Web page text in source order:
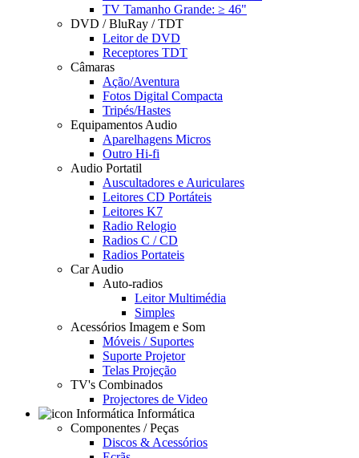
TV Tamanho Grande: ≥ 46"
DVD / BluRay / TDT
Leitor de DVD
Receptores TDT
Câmaras
Ação/Aventura
Fotos Digital Compacta
Tripés/Hastes
Equipamentos Audio
Aparelhagens Micros
Outro Hi-fi
Audio Portatil
Auscultadores e Auriculares
Leitores CD Portáteis
Leitores K7
Radio Relogio
Radios C / CD
Radios Portateis
Car Audio
Auto-radios
Leitor Multimédia
Simples
Acessórios Imagem e Som
Móveis / Suportes
Suporte Projetor
Telas Projeção
TV's Combinados
Projectores de Video
Informática
Componentes / Peças
Discos & Acessórios